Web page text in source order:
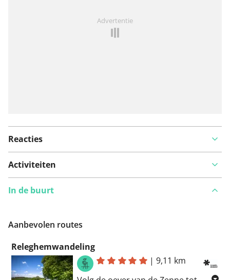
Advertentie
Reacties
Activiteiten
In de buurt
Aanbevolen routes
Releghemwandeling
|9,11 km